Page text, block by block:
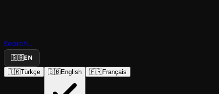
Search...
🇬🇧EN
🇹🇷Türkçe 🇬🇧English 🇫🇷Français